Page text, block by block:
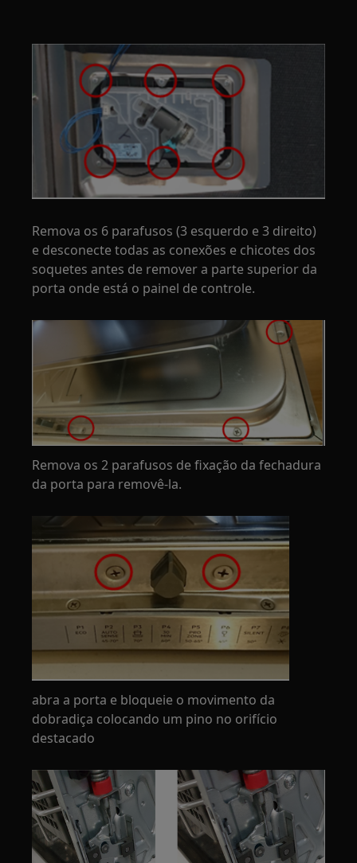
Remova os 6 parafusos (3 esquerdo e 3 direito)
e desconecte todas as conexões e chicotes dos
soquetes antes de remover a parte superior da
porta onde está o painel de controle.
Remova os 2 parafusos de fixação da fechadura
da porta para removê-la.
abra a porta e bloqueie o movimento da
dobradiça colocando um pino no orifício
destacado